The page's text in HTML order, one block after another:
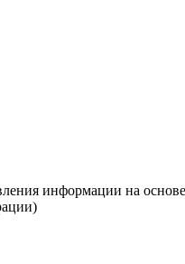
информации на основе